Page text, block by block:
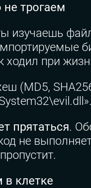
трогаем
изучаешь
ходил при
(MD5,
прятаться.
не
в клетке